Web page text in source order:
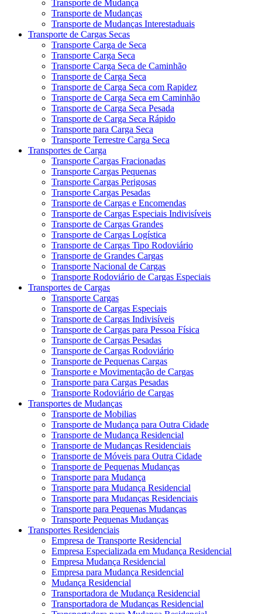
Transporte de Mudança
Transporte de Mudanças
Transporte de Mudanças Interestaduais
Transporte de Cargas Secas
Transporte Carga de Seca
Transporte Carga Seca
Transporte Carga Seca de Caminhão
Transporte de Carga Seca
Transporte de Carga Seca com Rapidez
Transporte de Carga Seca em Caminhão
Transporte de Carga Seca Pesada
Transporte de Carga Seca Rápido
Transporte para Carga Seca
Transporte Terrestre Carga Seca
Transportes de Carga
Transporte Cargas Fracionadas
Transporte Cargas Pequenas
Transporte Cargas Perigosas
Transporte Cargas Pesadas
Transporte de Cargas e Encomendas
Transporte de Cargas Especiais Indivisíveis
Transporte de Cargas Grandes
Transporte de Cargas Logística
Transporte de Cargas Tipo Rodoviário
Transporte de Grandes Cargas
Transporte Nacional de Cargas
Transporte Rodoviário de Cargas Especiais
Transportes de Cargas
Transporte Cargas
Transporte de Cargas Especiais
Transporte de Cargas Indivisíveis
Transporte de Cargas para Pessoa Física
Transporte de Cargas Pesadas
Transporte de Cargas Rodoviário
Transporte de Pequenas Cargas
Transporte e Movimentação de Cargas
Transporte para Cargas Pesadas
Transporte Rodoviário de Cargas
Transportes de Mudanças
Transporte de Mobilias
Transporte de Mudança para Outra Cidade
Transporte de Mudança Residencial
Transporte de Mudanças Residenciais
Transporte de Móveis para Outra Cidade
Transporte de Pequenas Mudanças
Transporte para Mudança
Transporte para Mudança Residencial
Transporte para Mudanças Residenciais
Transporte para Pequenas Mudanças
Transporte Pequenas Mudanças
Transportes Residenciais
Empresa de Transporte Residencial
Empresa Especializada em Mudança Residencial
Empresa Mudança Residencial
Empresa para Mudança Residencial
Mudança Residencial
Transportadora de Mudança Residencial
Transportadora de Mudanças Residencial